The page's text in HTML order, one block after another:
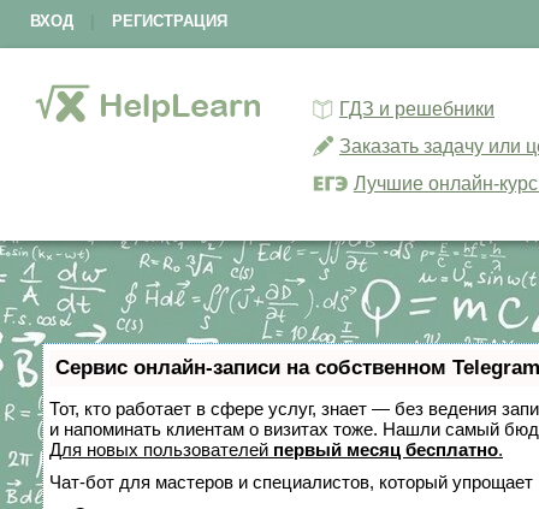
ВХОД РЕГИСТРАЦИЯ
ГДЗ и решебники
Заказать задачу или
Лучшие онлайн-
Сервис онлайн-записи на собственном
Тот, кто работает в сфере услуг, знает — без ведения
и напоминать клиентам о визитах тоже. Нашли самый
Для новых пользователей первый месяц бесплатно.
Чат-бот для мастеров и специалистов, который упрощает